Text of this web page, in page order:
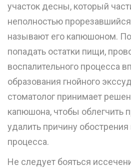
участок десны, который
неполностью
называют его капюшоном.
попадать остатки пищи,
воспалительного процесса
образования гнойного
стоматолог принимает
капюшона, чтобы облегчить
удалить причину обострения
процесса.
Не следует бояться